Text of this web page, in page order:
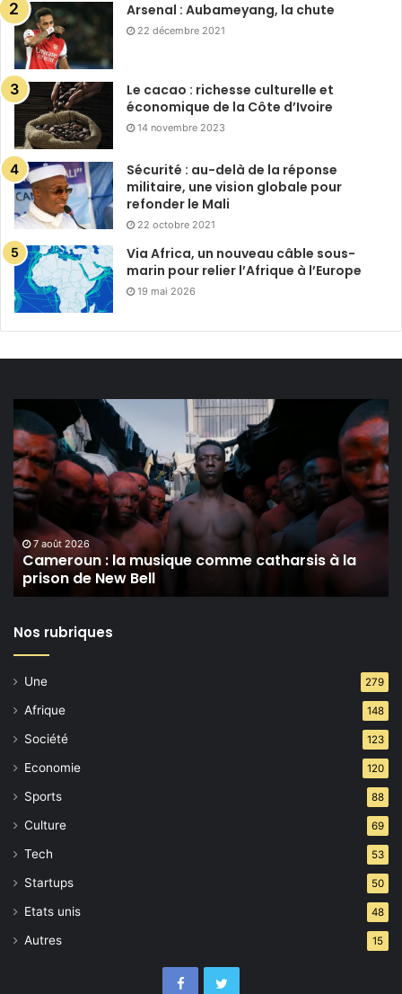
Arsenal : Aubameyang, la chute
22 décembre 2021
Le cacao : richesse culturelle et
économique de la Côte d’Ivoire
14 novembre 2023
Sécurité : au-delà de la réponse
militaire, une vision globale pour
refonder le Mali
22 octobre 2021
Via Africa, un nouveau câble sous-
marin pour relier l’Afrique à l’Europe
19 mai 2026
Cameroun :
la
musique
comme
catharsis
à
prison
de
New
Bell
7 août 2026
Cameroun : la musique comme catharsis à la
prison de New Bell
Nos rubriques
Une 279
Afrique 148
Société 123
Economie 120
Sports 88
Culture 69
Tech 53
Startups 50
Etats unis 48
Autres 15